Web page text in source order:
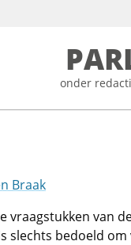
onder
Braak
vraagstukken van
slechts bedoeld